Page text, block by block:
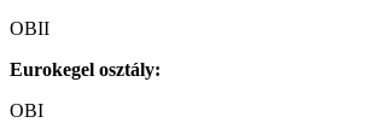
OBII
Eurokegel osztály:
OBI